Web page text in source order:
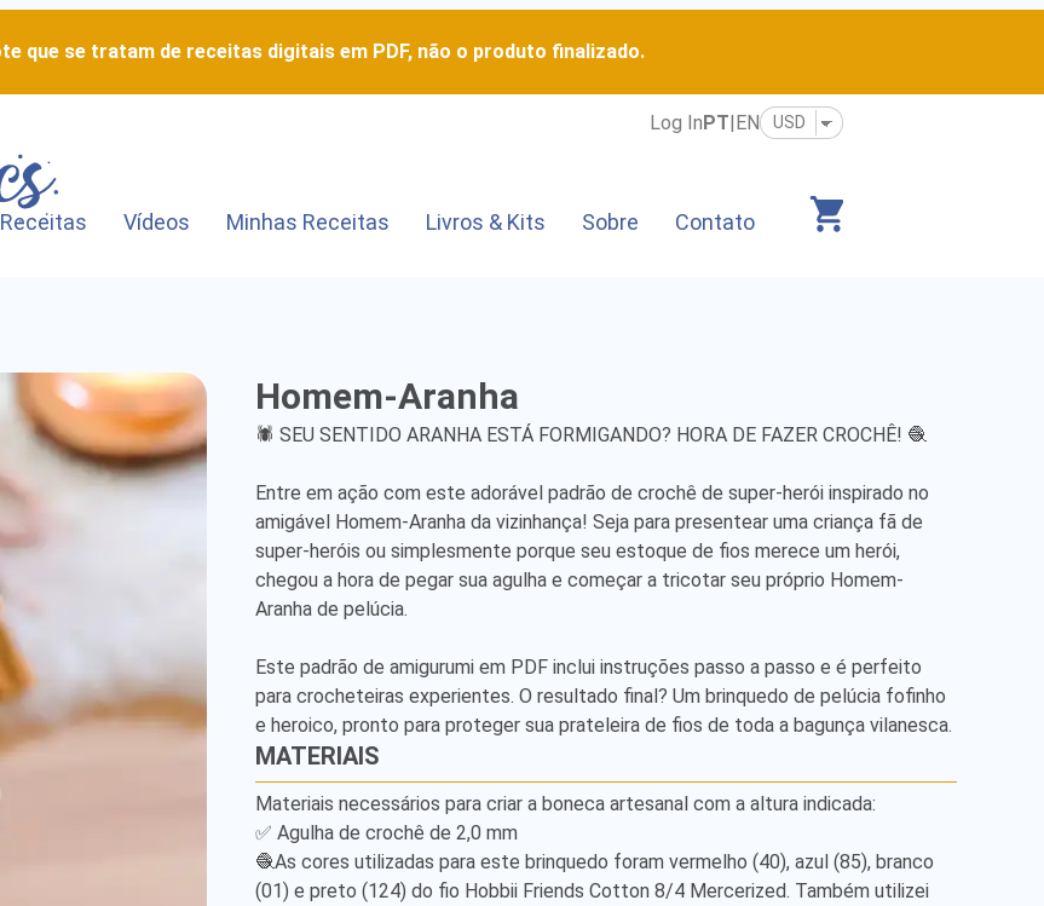
que se tratam de receitas digitais em PDF, não o produto finalizado.
Log InPT|EN
Receitas Vídeos Minhas Receitas Livros & Kits Sobre Contato
Aranha
Detailed
Amigurumi
Pattern
Homem-Aranha
🕷️ SEU SENTIDO ARANHA ESTÁ FORMIGANDO? HORA DE FAZER CROCHÊ! 🧶
Entre em ação com este adorável padrão de crochê de super-herói inspirado no
amigável Homem-Aranha da vizinhança! Seja para presentear uma criança fã de
super-heróis ou simplesmente porque seu estoque de fios merece um herói,
chegou a hora de pegar sua agulha e começar a tricotar seu próprio Homem-
Aranha de pelúcia.
Este padrão de amigurumi em PDF inclui instruções passo a passo e é perfeito
para crocheteiras experientes. O resultado final? Um brinquedo de pelúcia fofinho
e heroico, pronto para proteger sua prateleira de fios de toda a bagunça vilanesca.
MATERIAIS
Materiais necessários para criar a boneca artesanal com a altura indicada:
✅ Agulha de crochê de 2,0 mm
🧶As cores utilizadas para este brinquedo foram vermelho (40), azul (85), branco
(01) e preto (124) do fio Hobbii Friends Cotton 8/4 Mercerized. Também utilizei